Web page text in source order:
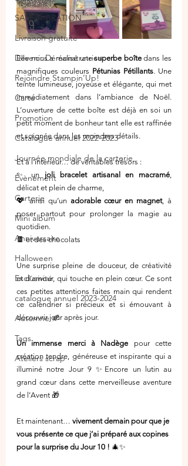
SALE-A-BRATION
Livraison gratuite
Devenir Démonstratrice
Rejoindre Stampin’Up!
Carte
Promotion
Catalogue annuel 2022-2023
Journée mondiale de la carterie
Évènement
Carterie
Mini album
Anniversaire
Halloween
Exclusivité
catalogue annuel 2023-2024
Automne 🍂
Tags
Ateliers scrap
Elle nous a réalisé une superbe boîte dans les
magnifiques couleurs Pétunias Pétillants. Une
teinte lumineuse, joyeuse et élégante, qui met
immédiatement dans l’ambiance de Noël.
L’ouverture de cette boîte est déjà en soi un
petit moment de bonheur tant elle est raffinée
et soignée dans les moindres détails.
Et à l’intérieur… de véritables trésors :
✨ un joli bracelet artisanal en macramé,
délicat et plein de charme,
💖 ainsi qu’un adorable cœur en magnet, à
poser partout pour prolonger la magie au
quotidien.
🍫 et des chocolats
Une surprise pleine de douceur, de créativité
et d’amour, qui touche en plein cœur. Ce sont
ces petites attentions faites main qui rendent
ce calendrier si précieux et si émouvant à
découvrir jour après jour.
Un immense merci à Nadège pour cette
création tendre, généreuse et inspirante qui a
illuminé notre Jour 9 ✨Encore un lutin au
grand cœur dans cette merveilleuse aventure
de l’Avent 🎁
Et maintenant… vivement demain pour que je
vous présente ce que j’ai préparé aux copines
pour la surprise du Jour 10 ! 🎄✨